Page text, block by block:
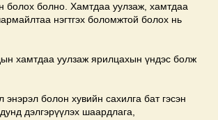
болох болно. Хамтдаа уулзаж, хамтдаа
нэгтгэх боломжтой болох нь
хамтдаа уулзаж ярилцахын үндэс болж
болон хувийн сахилга бат гэсэн
дэлгэрүүлэх шаардлага,